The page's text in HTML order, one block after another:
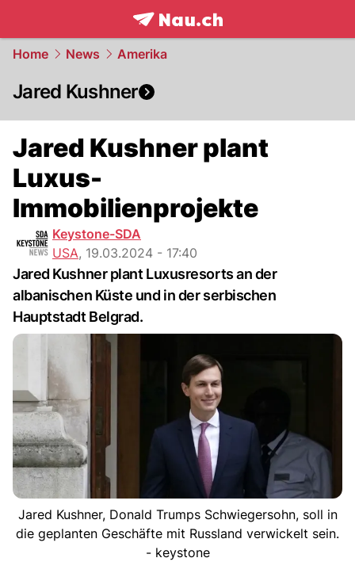
frontpage.NAU.ch
Home News Amerika
Jared Kushner
Jared Kushner plant
Luxus-
Immobilienprojekte
Keystone-SDA
USA, 19.03.2024 - 17:40
Jared Kushner plant Luxusresorts an der
albanischen Küste und in der serbischen
Hauptstadt Belgrad.
Jared Kushner, Donald Trumps Schwiegersohn, soll in
die geplanten Geschäfte mit Russland verwickelt sein.
- keystone